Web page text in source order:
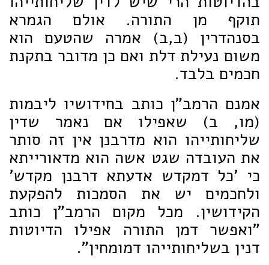
תוקף מן התורה. אולם הגמרא
בסנהדרין (ב,ב) אמרה שהטעם הוא
משום נעילת דלת ואם כן מדובר בתקנת
חכמים בלבד.
אמנם הרמב"ן כותב בחידושיו ליבמות
(מו, ב) שאפילו אם נאמר שדין
שליחותייהו הוא מדרבנן אין זה סותר
את העובדה שגט אשה הוא מדאורייתא
כי 'כל דמקדש אדעתא דרבנן מקדש'
ולחכמים יש את הסמכות להפקעת
הקידושין. מכל מקום הרמב"ן כותב
"ואפשר דמן התורה אפילו הדיוטות
דנין בשליחותייהו דמומחין".